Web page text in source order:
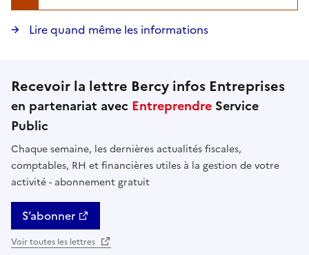
Lire quand même les informations
Recevoir la lettre Bercy infos Entreprises
en partenariat avec Entreprendre Service
Public
Chaque semaine, les dernières actualités fiscales,
comptables, RH et financières utiles à la gestion de votre
activité - abonnement gratuit
S’abonner
Voir toutes les lettres